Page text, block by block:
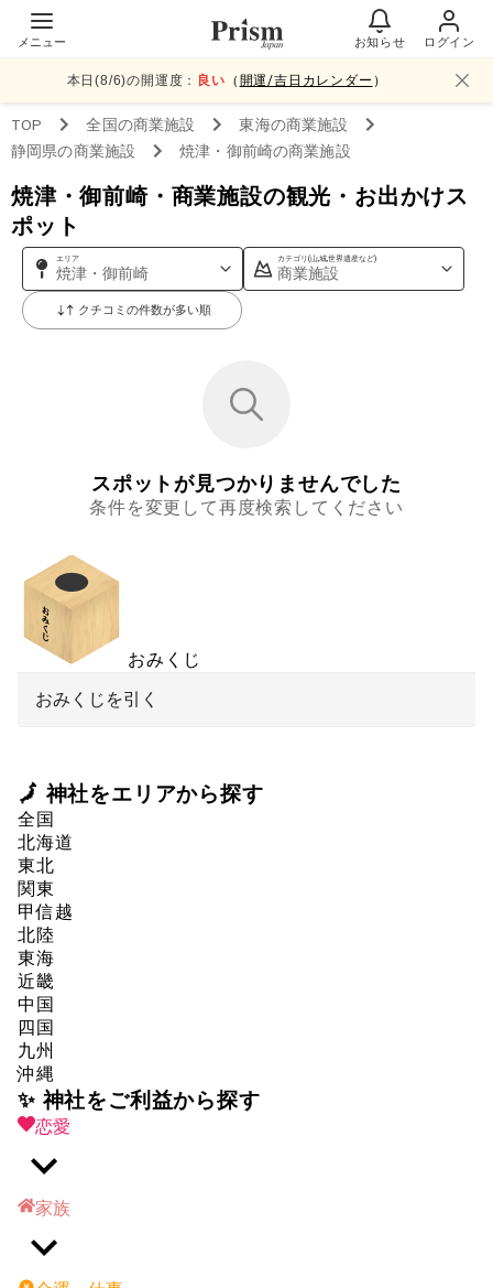
メニュー お知らせ ログイン
本日(8/6)の開運度： 良い （ 開運/吉日カレンダー ）
TOP 全国の商業施設 東海の商業施設
静岡県の商業施設 焼津・御前崎の商業施設
焼津・御前崎・商業施設の観光・お出かけス
ポット
エリア
焼津・御前崎
カテゴリ(山,城,世界遺産など)
商業施設
クチコミの件数が多い順
スポットが見つかりませんでした
条件を変更して再度検索してください
おみくじ
おみくじを引く
🗾 神社をエリアから探す
全国
北海道
東北
関東
甲信越
北陸
東海
近畿
中国
四国
九州
沖縄
✨ 神社をご利益から探す
恋愛
家族